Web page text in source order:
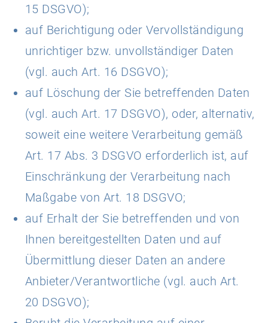
15 DSGVO);
auf Berichtigung oder Vervollständigung
unrichtiger bzw. unvollständiger Daten
(vgl. auch Art. 16 DSGVO);
auf Löschung der Sie betreffenden Daten
(vgl. auch Art. 17 DSGVO), oder, alternativ,
soweit eine weitere Verarbeitung gemäß
Art. 17 Abs. 3 DSGVO erforderlich ist, auf
Einschränkung der Verarbeitung nach
Maßgabe von Art. 18 DSGVO;
auf Erhalt der Sie betreffenden und von
Ihnen bereitgestellten Daten und auf
Übermittlung dieser Daten an andere
Anbieter/Verantwortliche (vgl. auch Art.
20 DSGVO);